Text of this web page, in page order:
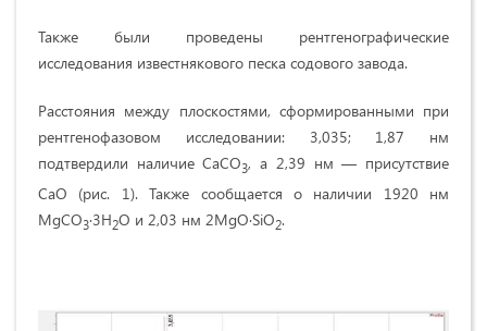
Также были проведены рентгенографические
исследования известнякового песка содового завода.
Расстояния между плоскостями, сформированными при
рентгенофазовом исследовании: 3,035; 1,87 нм
подтвердили наличие CaCO3, а 2,39 нм — присутствие
CaO (рис. 1). Также сообщается о наличии 1920 нм
MgCO3∙3H2O и 2,03 нм 2MgO∙SiO2.